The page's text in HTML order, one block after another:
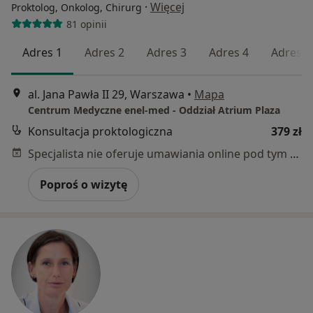
Proktolog, Onkolog, Chirurg · Więcej
81 opinii
Adres 1 Adres 2 Adres 3 Adres 4 Adres 5
al. Jana Pawła II 29, Warszawa • Mapa
Centrum Medyczne enel-med - Oddział Atrium Plaza
Konsultacja proktologiczna
379 zł
Specjalista nie oferuje umawiania online pod tym adresem.
Poproś o wizytę